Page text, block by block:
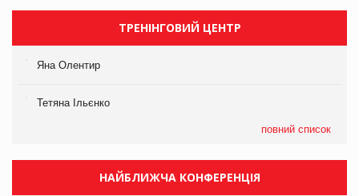
ТРЕНІНГОВИЙ ЦЕНТР
Яна Олентир
Тетяна Ільєнко
повний список
НАЙБЛИЖЧА КОНФЕРЕНЦІЯ